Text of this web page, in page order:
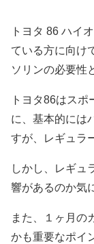
トヨタ 86 ハイ
ている方に向け
ソリンの必要性
トヨタ86はス
に、基本的には
すが、レギュラ
しかし、レギュ
響があるのか気
また、１ヶ月の
かも重要なポイ